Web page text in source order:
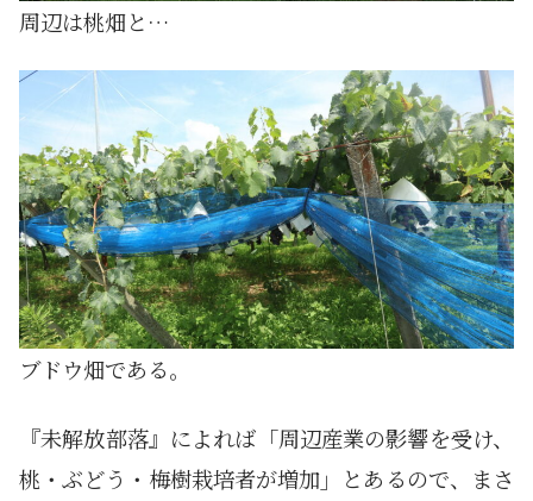
周辺は桃畑と…
ブドウ畑である。
『未解放部落』によれば「周辺産業の影響を受け、
桃・ぶどう・梅樹栽培者が増加」とあるので、まさ